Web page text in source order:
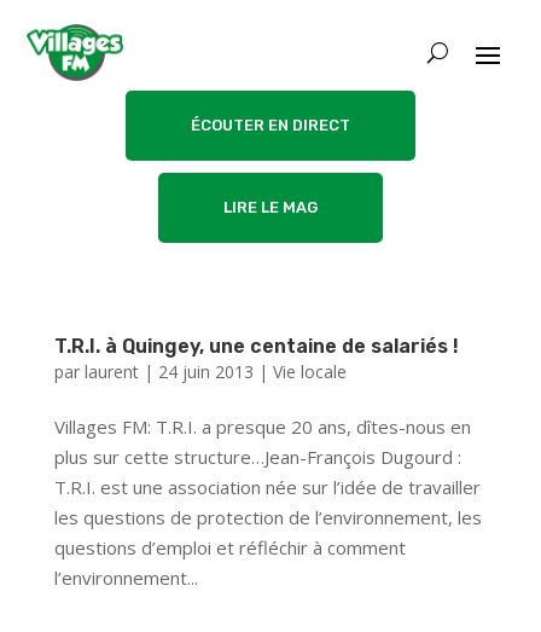
ÉCOUTER EN DIRECT
LIRE LE MAG
T.R.I. à Quingey, une centaine de salariés !
par laurent| 24 juin 2013 | Vie locale
Villages FM: T.R.I. a presque 20 ans, dîtes-nous en
plus sur cette structure…Jean-François Dugourd :
T.R.I. est une association née sur l’idée de travailler
les questions de protection de l’environnement, les
questions d’emploi et réfléchir à comment
l’environnement...